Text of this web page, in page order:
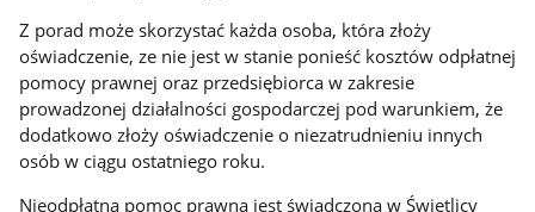
Z porad może skorzystać każda osoba, która złoży
oświadczenie, ze nie jest w stanie ponieść kosztów odpłatnej
pomocy prawnej oraz przedsiębiorca w zakresie
prowadzonej działalności gospodarczej pod warunkiem, że
dodatkowo złoży oświadczenie o niezatrudnieniu innych
osób w ciągu ostatniego roku.
Nieodpłatna pomoc prawna jest świadczona w Świetlicy